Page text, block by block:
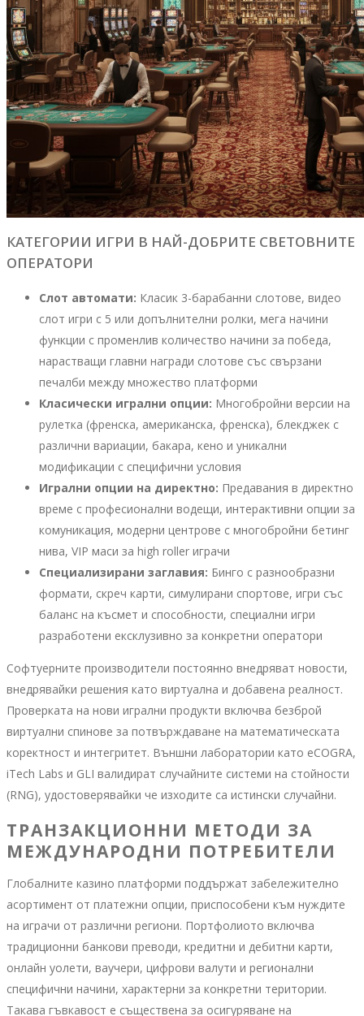
КАТЕГОРИИ ИГРИ В НАЙ-ДОБРИТЕ СВЕТОВНИТЕ
ОПЕРАТОРИ
Слот автомати: Класик 3-барабанни слотове, видео
слот игри с 5 или допълнителни ролки, мега начини
функции с променлив количество начини за победа,
нарастващи главни награди слотове със свързани
печалби между множество платформи
Класически игрални опции: Многобройни версии на
рулетка (френска, американска, френска), блекджек с
различни вариации, бакара, кено и уникални
модификации с специфични условия
Игрални опции на директно: Предавания в директно
време с професионални водещи, интерактивни опции за
комуникация, модерни центрове с многобройни бетинг
нива, VIP маси за high roller играчи
Специализирани заглавия: Бинго с разнообразни
формати, скреч карти, симулирани спортове, игри със
баланс на късмет и способности, специални игри
разработени ексклузивно за конкретни оператори
Софтуерните производители постоянно внедряват новости,
внедрявайки решения като виртуална и добавена реалност.
Проверката на нови игрални продукти включва безброй
виртуални спинове за потвърждаване на математическата
коректност и интегритет. Външни лаборатории като eCOGRA,
iTech Labs и GLI валидират случайните системи на стойности
(RNG), удостоверявайки че изходите са истински случайни.
ТРАНЗАКЦИОННИ МЕТОДИ ЗА
МЕЖДУНАРОДНИ ПОТРЕБИТЕЛИ
Глобалните казино платформи поддържат забележително
асортимент от платежни опции, приспособени към нуждите
на играчи от различни региони. Портфолиото включва
традиционни банкови преводи, кредитни и дебитни карти,
онлайн уолети, ваучери, цифрови валути и регионални
специфични начини, характерни за конкретни територии.
Такава гъвкавост е съществена за осигуряване на